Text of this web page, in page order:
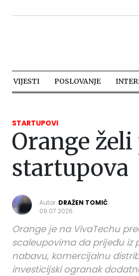
VIJESTI POSLOVANJE
STARTUPOVI
Orange
startupova
Autor: DRAŽEN TOMIĆ
09.07.2026.
Orange je na VivaTechu
scaleupovima da prijeđu iz
nabavu, komercijalnu
investicijski ogranak